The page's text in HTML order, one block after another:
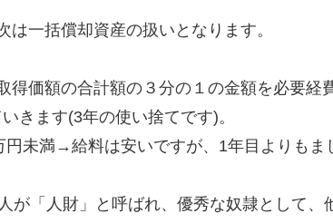
一括償却資産の扱いとなります。
価額の合計額の３分の１の金額を必要経
きます(3年の使い捨てです)。
未満→給料は安いですが、1年目よりもま
が「人財」と呼ばれ、優秀な奴隷として、